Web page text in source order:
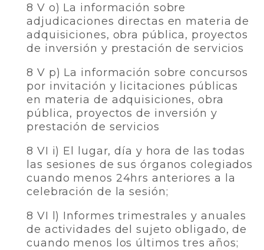
8 V o) La información sobre
adjudicaciones directas en materia de
adquisiciones, obra pública, proyectos
de inversión y prestación de servicios
8 V p) La información sobre concursos
por invitación y licitaciones públicas
en materia de adquisiciones, obra
pública, proyectos de inversión y
prestación de servicios
8 VI i) El lugar, día y hora de las todas
las sesiones de sus órganos colegiados
cuando menos 24hrs anteriores a la
celebración de la sesión;
8 VI l) Informes trimestrales y anuales
de actividades del sujeto obligado, de
cuando menos los últimos tres años;